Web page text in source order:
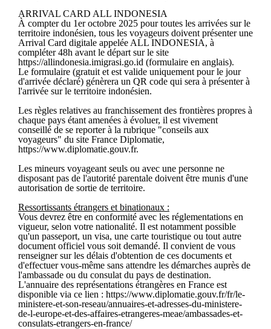
ARRIVAL CARD ALL INDONESIA
À compter du 1er octobre 2025 pour toutes les arrivées sur le
territoire indonésien, tous les voyageurs doivent présenter une
Arrival Card digitale appelée ALL INDONESIA, à
compléter 48h avant le départ sur le site
https://allindonesia.imigrasi.go.id (formulaire en anglais).
Le formulaire (gratuit et est valide uniquement pour le jour
d'arrivée déclaré) génèrera un QR code qui sera à présenter à
l'arrivée sur le territoire indonésien.
Les règles relatives au franchissement des frontières propres à
chaque pays étant amenées à évoluer, il est vivement
conseillé de se reporter à la rubrique "conseils aux
voyageurs" du site France Diplomatie,
https://www.diplomatie.gouv.fr.
Les mineurs voyageant seuls ou avec une personne ne
disposant pas de l'autorité parentale doivent être munis d'une
autorisation de sortie de territoire.
Ressortissants étrangers et binationaux :
Vous devrez être en conformité avec les réglementations en
vigueur, selon votre nationalité. Il est notamment possible
qu'un passeport, un visa, une carte touristique ou tout autre
document officiel vous soit demandé. Il convient de vous
renseigner sur les délais d'obtention de ces documents et
d'effectuer vous-même sans attendre les démarches auprès de
l'ambassade ou du consulat du pays de destination.
L'annuaire des représentations étrangères en France est
disponible via ce lien : https://www.diplomatie.gouv.fr/fr/le-
ministere-et-son-reseau/annuaires-et-adresses-du-ministere-
de-l-europe-et-des-affaires-etrangeres-meae/ambassades-et-
consulats-etrangers-en-france/